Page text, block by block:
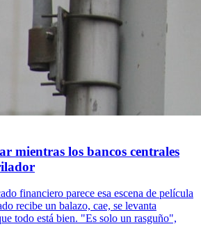
mientras los bancos centrales
financiero parece esa escena de película
recibe un balazo, cae, se levanta
todo está bien. "Es solo un rasguño",